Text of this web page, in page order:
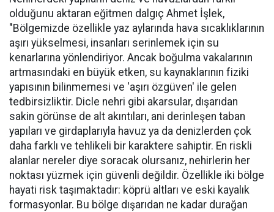
olduğunu aktaran eğitmen dalgıç Ahmet İşlek,
"Bölgemizde özellikle yaz aylarında hava sıcaklıklarının
aşırı yükselmesi, insanları serinlemek için su
kenarlarına yönlendiriyor. Ancak boğulma vakalarının
artmasındaki en büyük etken, su kaynaklarının fiziki
yapısının bilinmemesi ve 'aşırı özgüven' ile gelen
tedbirsizliktir. Dicle nehri gibi akarsular, dışarıdan
sakin görünse de alt akıntıları, ani derinleşen taban
yapıları ve girdaplarıyla havuz ya da denizlerden çok
daha farklı ve tehlikeli bir karaktere sahiptir. En riskli
alanlar nereler diye soracak olursanız, nehirlerin her
noktası yüzmek için güvenli değildir. Özellikle iki bölge
hayati risk taşımaktadır: köprü altları ve eski kayalık
formasyonlar. Bu bölge dışarıdan ne kadar durağan